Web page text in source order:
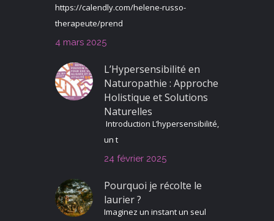
https://calendly.com/helene-russo-
therapeute/prend
4 mars 2025
L’Hypersensibilité en
Naturopathie : Approche
Holistique et Solutions
Naturelles
Introduction L’hypersensibilité,
un t
24 février 2025
Pourquoi je récolte le
laurier ?
Imaginez un instant un seul